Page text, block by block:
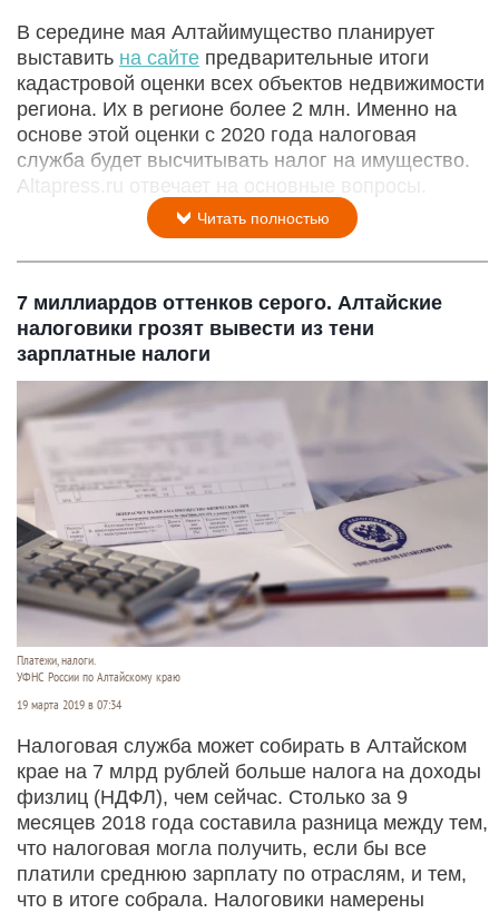
В середине мая Алтайимущество планирует
выставить на сайте предварительные итоги
кадастровой оценки всех объектов недвижимости
региона. Их в регионе более 2 млн. Именно на
основе этой оценки с 2020 года налоговая
служба будет высчитывать налог на имущество.
Altapress.ru отвечает на основные вопросы.
Читать полностью
7 миллиардов оттенков серого. Алтайские
налоговики грозят вывести из тени
зарплатные налоги
Платежи, налоги.
УФНС России по Алтайскому краю
19 марта 2019 в 07:34
Налоговая служба может собирать в Алтайском
крае на 7 млрд рублей больше налога на доходы
физлиц (НДФЛ), чем сейчас. Столько за 9
месяцев 2018 года составила разница между тем,
что налоговая могла получить, если бы все
платили среднюю зарплату по отраслям, и тем,
что в итоге собрала. Налоговики намерены